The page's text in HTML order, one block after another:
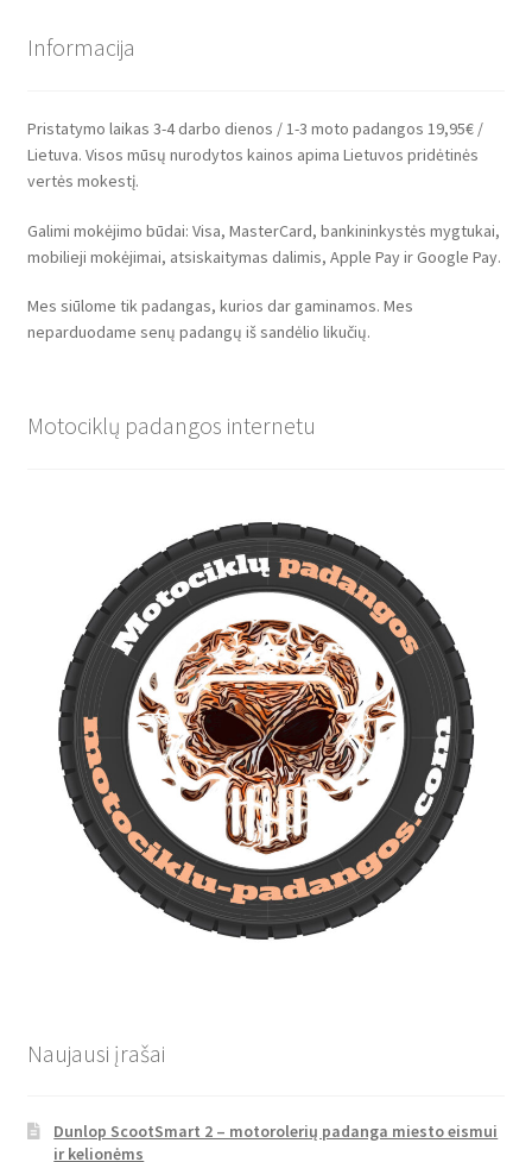
Informacija
Pristatymo laikas 3-4 darbo dienos / 1-3 moto padangos 19,95€ /
Lietuva. Visos mūsų nurodytos kainos apima Lietuvos pridėtinės
vertės mokestį.
Galimi mokėjimo būdai: Visa, MasterCard, bankininkystės mygtukai,
mobilieji mokėjimai, atsiskaitymas dalimis, Apple Pay ir Google Pay.
Mes siūlome tik padangas, kurios dar gaminamos. Mes
neparduodame senų padangų iš sandėlio likučių.
Motociklų padangos internetu
Naujausi įrašai
Dunlop ScootSmart 2 – motorolerių padanga miesto eismui
ir kelionėms